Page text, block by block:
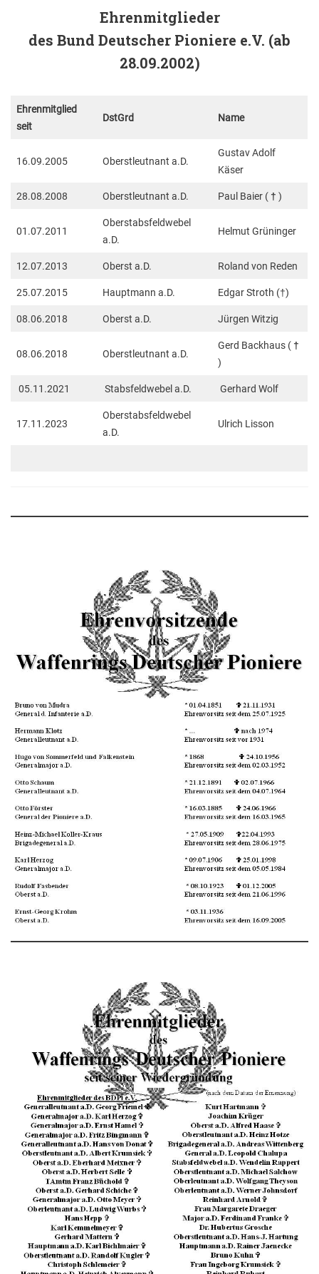
Ehrenmitglieder
des Bund Deutscher Pioniere e.V. (ab
28.09.2002)
Ehrenmitglied
seit
DstGrd Name
16.09.2005 Oberstleutnant a.D.
Gustav Adolf
Käser
28.08.2008 Oberstleutnant a.D. Paul Baier ( † )
01.07.2011
Oberstabsfeldwebel
a.D.
Helmut Grüninger
12.07.2013 Oberst a.D. Roland von Reden
25.07.2015 Hauptmann a.D. Edgar Stroth (†)
08.06.2018 Oberst a.D. Jürgen Witzig
08.06.2018 Oberstleutnant a.D.
Gerd Backhaus ( †
)
05.11.2021 Stabsfeldwebel a.D. Gerhard Wolf
17.11.2023
Oberstabsfeldwebel
a.D.
Ulrich Lisson